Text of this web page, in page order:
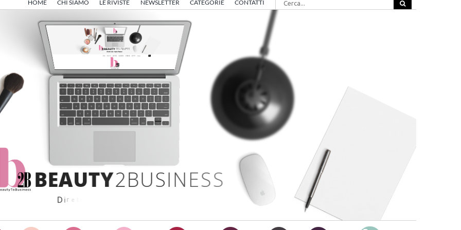
HOME CHI SIAMO LE RIVISTE NEWSLETTER CATEGORIE CONTATTI
per:
BEAUTY2BUSINESS
Dir e